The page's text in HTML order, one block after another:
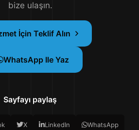
bize ulaşın.
İçin Teklif Alın
WhatsApp Ile Yaz
Sayfayı paylaş
X LinkedIn WhatsApp